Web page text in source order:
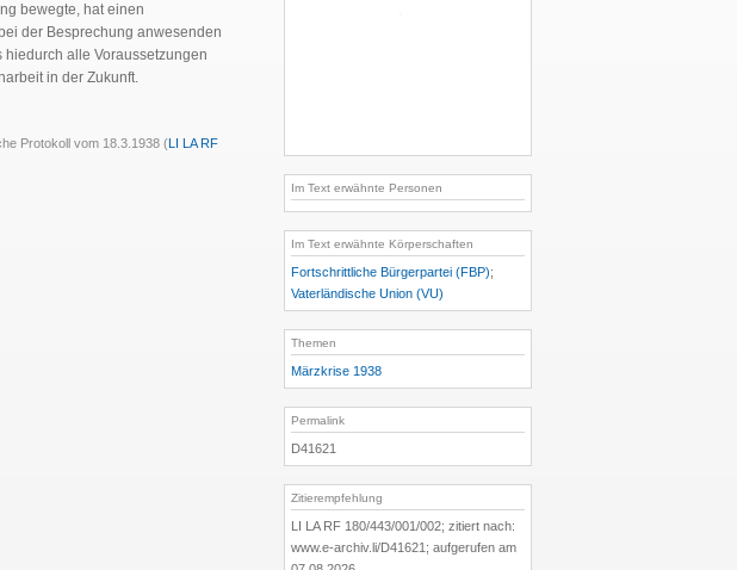
bewegte, hat einen
der Besprechung anwesenden
hiedurch alle Voraussetzungen
in der Zukunft.
Protokoll vom 18.3.1938 (LI LA RF
Im Text erwähnte Personen
Im Text erwähnte Körperschaften
Fortschrittliche Bürgerpartei (FBP);
Vaterländische Union (VU)
Themen
Märzkrise 1938
Permalink
D41621
Zitierempfehlung
LI LA RF 180/443/001/002; zitiert nach:
www.e-archiv.li/D41621; aufgerufen am